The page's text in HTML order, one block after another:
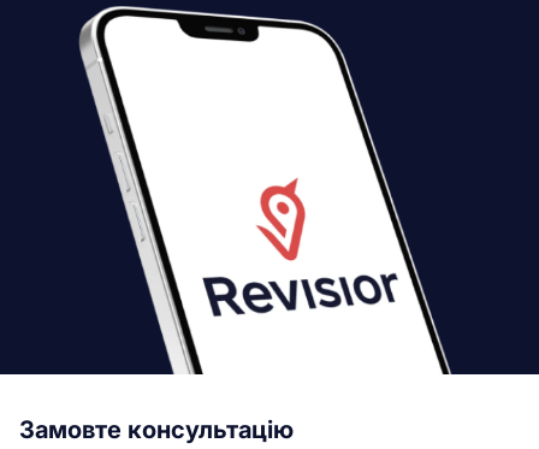
Замовте консультацію